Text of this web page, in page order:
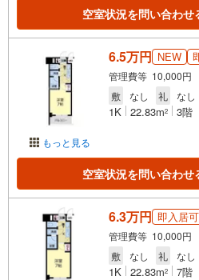
空室状況を問い合わせ
もっと見る
6.5万円 NEW
管理費等 10,000円
敷
なし 礼 なし
1K 22.83m2 3階
空室状況を問い合わせ
6.3万円 即入居可
管理費等 10,000円
敷
なし 礼 なし
1K 22.83m2 7階